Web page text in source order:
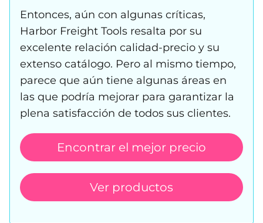
Entonces, aún con algunas críticas,
Harbor Freight Tools resalta por su
excelente relación calidad-precio y su
extenso catálogo. Pero al mismo tiempo,
parece que aún tiene algunas áreas en
las que podría mejorar para garantizar la
plena satisfacción de todos sus clientes.
Encontrar el mejor precio
Ver productos